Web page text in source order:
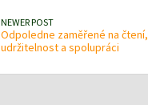
NEWER POST
Odpoledne zaměřené na čtení,
udržitelnost a spolupráci